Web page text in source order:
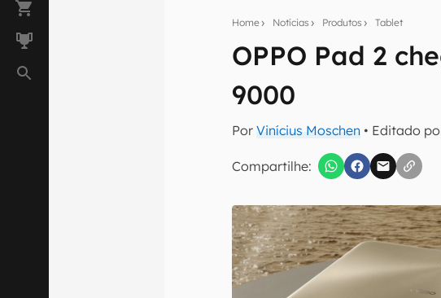
Home Notícias Produtos Tablet
OPPO Pad 2
9000
PorVinícius Moschen • Editado
Compartilhe:
Seu resumo
Assine a newsletter do
Confirmo que li, aceito e